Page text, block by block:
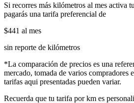
Si recorres más kilómetros al mes activa
pagarás una tarifa preferencial de
$441 al mes
sin reporte de kilómetros
*La comparación de precios es una
mercado, tomada de varios compradores
tarifas aqui presentadas pueden variar.
Recuerda que tu tarifa por km es